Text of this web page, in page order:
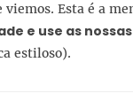
Esta é a
e use as
estiloso).